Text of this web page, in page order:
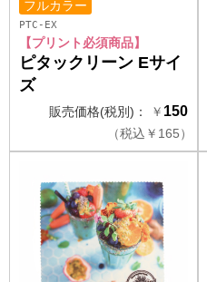
フルカラー
PTC-EX
【プリント必須商品】
ピタックリーン Eサイ
ズ
販売価格(税別)： ￥ 150
（税込 ￥ 165）